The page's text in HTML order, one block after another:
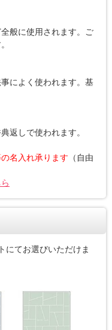
般に使用されます。ご
によく使われます。基
返しで使われます。
名入れ承ります （自由
にてお選びいただけま